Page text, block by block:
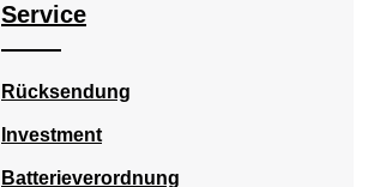
Service
Rücksendung
Investment
Batterieverordnung